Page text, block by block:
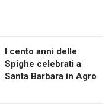
I cento anni delle
Spighe celebrati a
Santa Barbara in Agro